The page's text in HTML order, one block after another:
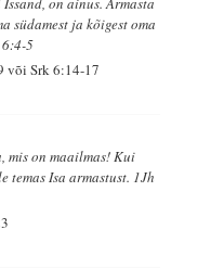
südamest ja kõigest oma
6:4-5
või Srk 6:14-17
mis on maailmas! Kui
temas Isa armastust. 1Jh